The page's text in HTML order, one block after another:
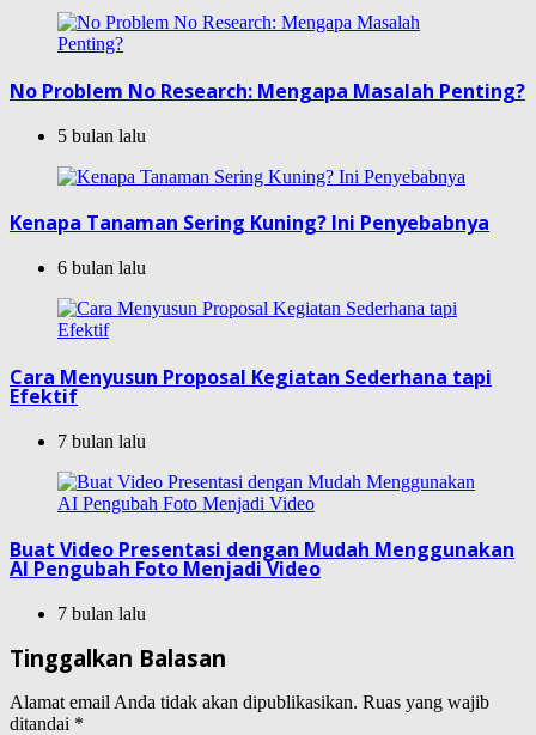
No Problem No Research: Mengapa Masalah Penting?
5 bulan lalu
Kenapa Tanaman Sering Kuning? Ini Penyebabnya
6 bulan lalu
Cara Menyusun Proposal Kegiatan Sederhana tapi
Efektif
7 bulan lalu
Buat Video Presentasi dengan Mudah Menggunakan
AI Pengubah Foto Menjadi Video
7 bulan lalu
Tinggalkan Balasan
Alamat email Anda tidak akan dipublikasikan. Ruas yang wajib
ditandai *